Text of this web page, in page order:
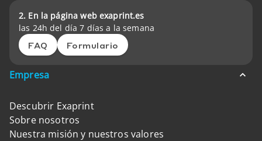
2. En la página web exaprint.es
las 24h del día 7 días a la semana
FAQ Formulario
Empresa
Descubrir Exaprint
Sobre nosotros
Nuestra misión y nuestros valores